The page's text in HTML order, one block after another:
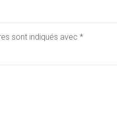
sont indiqués avec *